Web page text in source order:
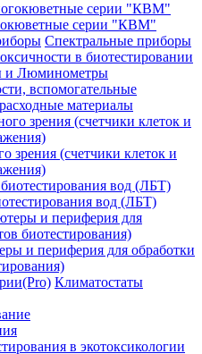
серии "КВМ"
Спектральные приборы
в биотестировании
и Люминометры
вспомогательные
материалы
зрения (счетчики клеток и
вод (ЛБТ)
и периферия для обработки
Климатостаты